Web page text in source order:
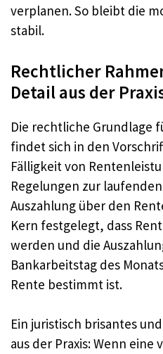
verplanen. So bleibt die
stabil.
Rechtlicher
Detail aus der
Die rechtliche Grundlage
findet sich in den
Fälligkeit von
Regelungen zur
Auszahlung über den
Kern festgelegt, dass
werden und die
Bankarbeitstag des
Rente bestimmt ist.
Ein juristisch brisantes
aus der Praxis: Wenn eine